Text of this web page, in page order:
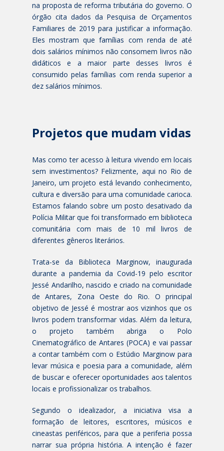
na proposta de reforma tributária do governo. O
órgão cita dados da Pesquisa de Orçamentos
Familiares de 2019 para justificar a informação.
Eles mostram que famílias com renda de até
dois salários mínimos não consomem livros não
didáticos e a maior parte desses livros é
consumido pelas famílias com renda superior a
dez salários mínimos.
Projetos que mudam vidas
Mas como ter acesso à leitura vivendo em locais
sem investimentos? Felizmente, aqui no Rio de
Janeiro, um projeto está levando conhecimento,
cultura e diversão para uma comunidade carioca.
Estamos falando sobre um posto desativado da
Polícia Militar que foi transformado em biblioteca
comunitária com mais de 10 mil livros de
diferentes gêneros literários.
Trata-se da Biblioteca Marginow, inaugurada
durante a pandemia da Covid-19 pelo escritor
Jessé Andarilho, nascido e criado na comunidade
de Antares, Zona Oeste do Rio. O principal
objetivo de Jessé é mostrar aos vizinhos que os
livros podem transformar vidas. Além da leitura,
o projeto também abriga o Polo
Cinematográfico de Antares (POCA) e vai passar
a contar também com o Estúdio Marginow para
levar música e poesia para a comunidade, além
de buscar e oferecer oportunidades aos talentos
locais e profissionalizar os trabalhos.
Segundo o idealizador, a iniciativa visa a
formação de leitores, escritores, músicos e
cineastas periféricos, para que a periferia possa
narrar sua própria história. A intenção é fazer